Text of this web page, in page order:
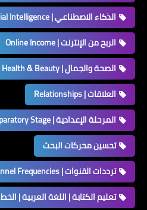
الذكاء الاصطناعي | Artificial Intelligence
الربح من الإنترنت | Online Income
الصحة والجمال | Health & Beauty
العلاقات | Relationships
المرحلة الإعدادية | Preparatory Stage
تحسين محركات البحث
ترددات القنوات | Channel Frequencies
تعليم الكتابة | اللغة العربية |